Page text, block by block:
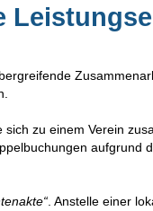
zu einem Verein
aufgrund
. Anstelle einer